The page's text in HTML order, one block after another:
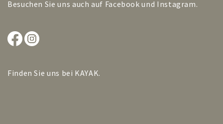
Besuchen Sie uns auch auf Facebook und Instagram.
Finden Sie uns bei KAYAK.